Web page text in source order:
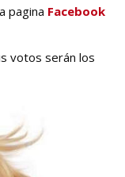
pagina Facebook
votos serán los